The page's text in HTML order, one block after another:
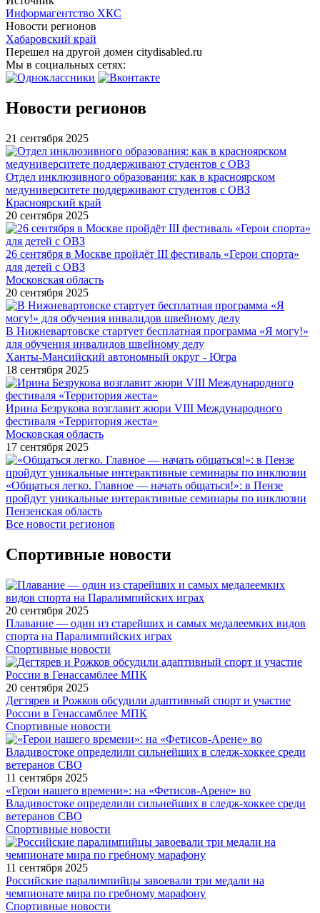
Информагентство ХКС
Новости регионов
Хабаровский край
Перешел на другой домен citydisabled.ru
Мы в социальных сетях:
Новости регионов
21 сентября 2025
Отдел инклюзивного образования: как в красноярском
медуниверситете поддерживают студентов с ОВЗ
Красноярский край
20 сентября 2025
26 сентября в Москве пройдёт III фестиваль «Герои спорта»
для детей с ОВЗ
Московская область
20 сентября 2025
В Нижневартовске стартует бесплатная программа «Я могу!»
для обучения инвалидов швейному делу
Ханты-Мансийский автономный округ - Югра
18 сентября 2025
Ирина Безрукова возглавит жюри VIII Международного
фестиваля «Территория жеста»
Московская область
17 сентября 2025
«Общаться легко. Главное — начать общаться!»: в Пензе
пройдут уникальные интерактивные семинары по инклюзии
Пензенская область
Все новости регионов
Спортивные новости
20 сентября 2025
Плавание — один из старейших и самых медалеемких видов
спорта на Паралимпийских играх
Спортивные новости
20 сентября 2025
Дегтярев и Рожков обсудили адаптивный спорт и участие
России в Генассамблее МПК
Спортивные новости
11 сентября 2025
«Герои нашего времени»: на «Фетисов-Арене» во
Владивостоке определили сильнейших в следж-хоккее среди
ветеранов СВО
Спортивные новости
11 сентября 2025
Российские паралимпийцы завоевали три медали на
чемпионате мира по гребному марафону
Спортивные новости